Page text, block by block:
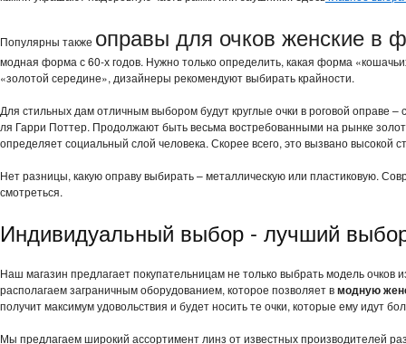
Популярны также оправы для очков женские в
модная форма с 60-х годов. Нужно только определить, какая форма
«золотой середине», дизайнеры рекомендуют выбирать крайности.
Для стильных дам отличным выбором будут круглые очки в роговой оправе
ля Гарри Поттер. Продолжают быть весьма востребованными на рынке
определяет социальный слой человека. Скорее всего, это вызвано высокой
Нет разницы, какую оправу выбирать – металлическую или пластиковую.
смотреться.
Индивидуальный выбор - лучший
Наш магазин предлагает покупательницам не только выбрать модель
располагаем заграничным оборудованием, которое позволяет вмодную
получит максимум удовольствия и будет носить те очки, которые ему идут
Мы предлагаем широкий ассортимент линз от известных производителей